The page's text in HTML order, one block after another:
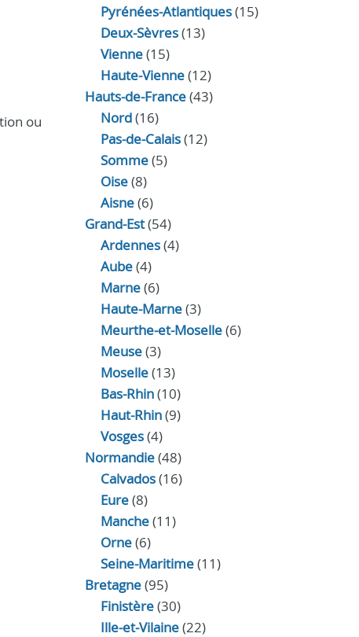
ou
Pyrénées-Atlantiques(15)
Deux-Sèvres(13)
Vienne(15)
Haute-Vienne(12)
Hauts-de-France(43)
Nord(16)
Pas-de-Calais(12)
Somme(5)
Oise(8)
Aisne(6)
Grand-Est(54)
Ardennes(4)
Aube(4)
Marne(6)
Haute-Marne(3)
Meurthe-et-Moselle(6)
Meuse(3)
Moselle(13)
Bas-Rhin(10)
Haut-Rhin(9)
Vosges(4)
Normandie(48)
Calvados(16)
Eure(8)
Manche(11)
Orne(6)
Seine-Maritime(11)
Bretagne(95)
Finistère(30)
Ille-et-Vilaine(22)